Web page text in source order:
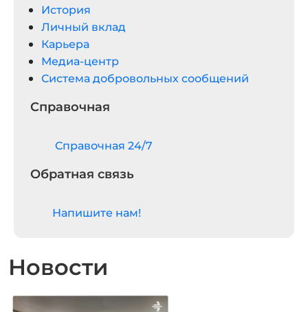
Новости
История
Личный вклад
Карьера
Медиа-центр
Система добровольных сообщений
Справочная
Cправочная 24/7
Обратная связь
Напишите нам!